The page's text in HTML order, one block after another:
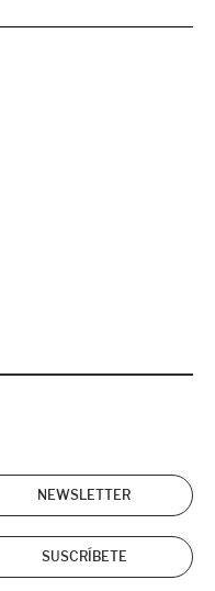
NEWSLETTER
SUSCRÍBETE